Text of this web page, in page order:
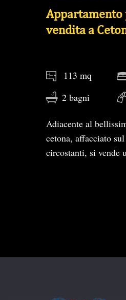
vendita a
113 mq
2 bagni
Adiacente al
cetona, affacciato
circostanti, si vende